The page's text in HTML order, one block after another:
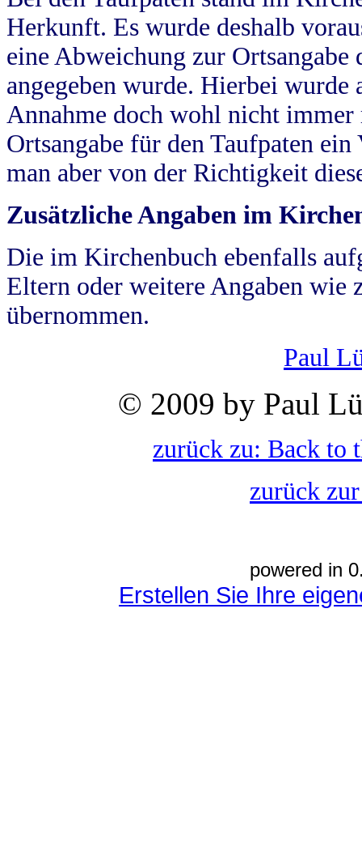
Herkunft. Es wurde deshalb
eine Abweichung zur
angegeben wurde. Hierbei wurde
Annahme doch wohl nicht
Ortsangabe für den Taufpaten
man aber von der Richtigkeit
Zusätzliche Angaben im
Die im Kirchenbuch ebenfalls
Eltern oder weitere Angaben wie
übernommen.
Paul
© 2009 by Paul
zurück zu: Back to
zurück
powered in
Erstellen Sie Ihre